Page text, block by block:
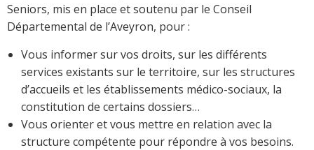
Seniors, mis en place et soutenu par le Conseil
Départemental de l’Aveyron, pour :
Vous informer sur vos droits, sur les différents
services existants sur le territoire, sur les structures
d’accueils et les établissements médico-sociaux, la
constitution de certains dossiers…
Vous orienter et vous mettre en relation avec la
structure compétente pour répondre à vos besoins.